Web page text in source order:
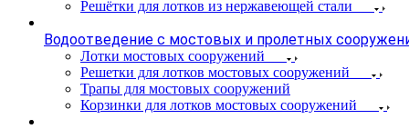
Решётки для лотков из нержавеющей стали
Водоотведение с мостовых и пролетных
Лотки мостовых сооружений
Решетки для лотков мостовых сооружений
Трапы для мостовых сооружений
Корзинки для лотков мостовых сооружений